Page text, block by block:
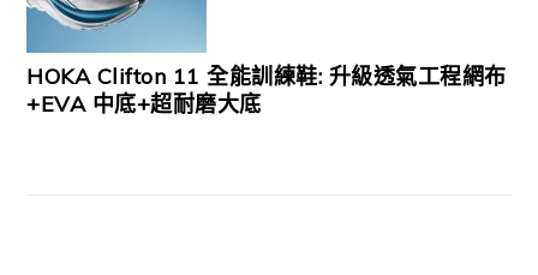
HOKA Clifton 11 全能訓練鞋: 升級透氣工程網布
+EVA 中底+超耐磨大底